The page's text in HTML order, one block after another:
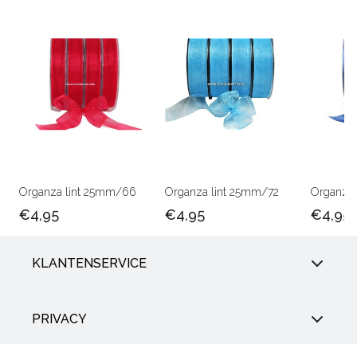
Organza lint 25mm/66
€4,95
Organza lint 25mm/72
€4,95 €4,95
KLANTENSERVICE
PRIVACY